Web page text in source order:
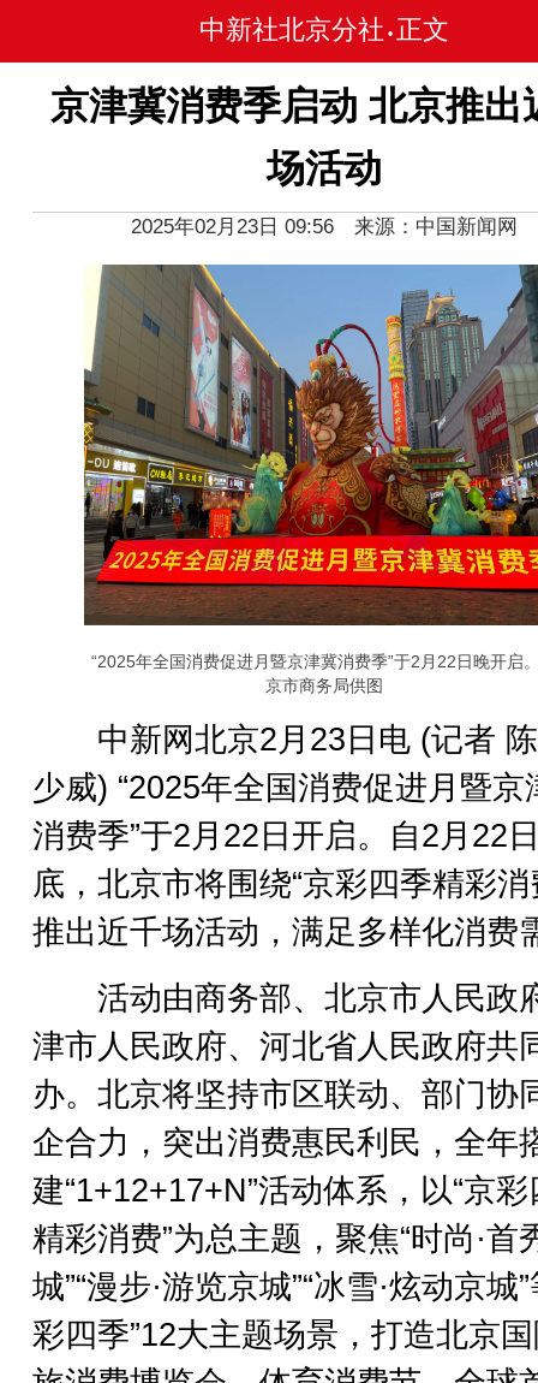
中新社北京分社 • 正文
京津冀消费季启动 北京推出
场活动
2025年02月23日 09:56 来源：中国新闻网
“2025年全国消费促进月暨京津冀消费季”于2月22日晚开启
京市商务局供图
中新网北京2月23日电 (记者
少威) “2025年全国消费促进月暨京
消费季”于2月22日开启。自2月22
底，北京市将围绕“京彩四季精彩消
推出近千场活动，满足多样化消费
活动由商务部、北京市人民政
津市人民政府、河北省人民政府共
办。北京将坚持市区联动、部门协
企合力，突出消费惠民利民，全年
建“1+12+17+N”活动体系，以“京
精彩消费”为总主题，聚焦“时尚·首
城”“漫步·游览京城”“冰雪·炫动京城”
彩四季”12大主题场景，打造北京